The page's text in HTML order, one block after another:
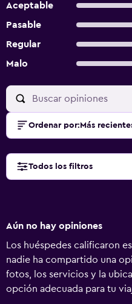
Aceptable
Pasable
Regular
Malo
Ordenar por: Más
Todos los filtros
Aún no hay opiniones
Los huéspedes calificaron
nadie ha compartido una
fotos, los servicios y la
opción adecuada para tu